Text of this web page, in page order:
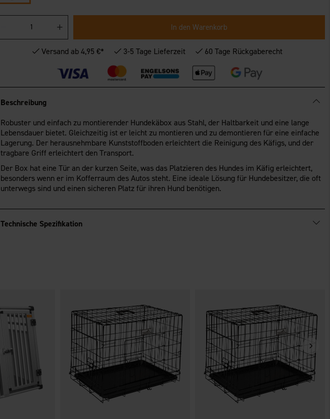
In den Warenkorb
Versand ab 4,95 €* 3-5 Tage Lieferzeit 60 Tage Rückgaberecht
Beschreibung
Robuster und einfach zu montierender Hundekäbox aus Stahl, der Haltbarkeit und eine lange
Lebensdauer bietet. Gleichzeitig ist er leicht zu montieren und zu demontieren für eine einfache
Lagerung. Der herausnehmbare Kunststoffboden erleichtert die Reinigung des Käfigs, und der
tragbare Griff erleichtert den Transport.
Der Box hat eine Tür an der kurzen Seite, was das Platzieren des Hundes im Käfig erleichtert,
besonders wenn er im Kofferraum des Autos steht. Eine ideale Lösung für Hundebesitzer, die oft
unterwegs sind und einen sicheren Platz für ihren Hund benötigen.
Technische Spezifikation